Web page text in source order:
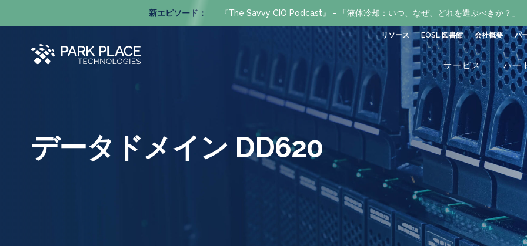
新エピソード： 『The Savvy CIO Podcast』 - 「液体冷却：いつ、なぜ、どれを選ぶべきか？」
リソース EOSL 図書館 会社概要 パ
サービス ハー
データドメイン DD620